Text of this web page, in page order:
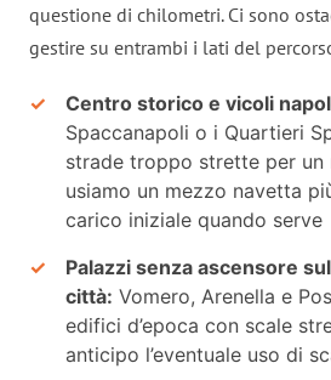
questione di chilometri. Ci sono
gestire su entrambi i lati del
Centro storico e vicoli
Spaccanapoli o i Quartieri
strade troppo strette per un
usiamo un mezzo navetta
carico iniziale quando serve
Palazzi senza ascensore
città: Vomero, Arenella e
edifici d’epoca con scale
anticipo l’eventuale uso di